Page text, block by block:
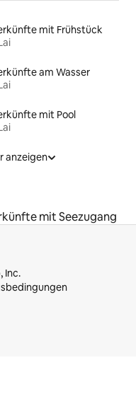
mit Frühstück
am Wasser
mit Pool
anzeigen
mit Seezugang
Inc.